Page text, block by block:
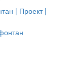
| Проект |